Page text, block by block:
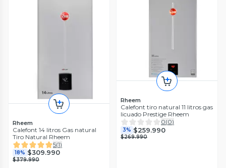
Rheem
Calefont 14 litros Gas natural
Tiro Natural Rheem
5(1)
18% $309.990
$379.990
Rheem
Calefont tiro natural 11 litros gas
licuado Prestige Rheem
0(0)
3% $259.990
$269.990